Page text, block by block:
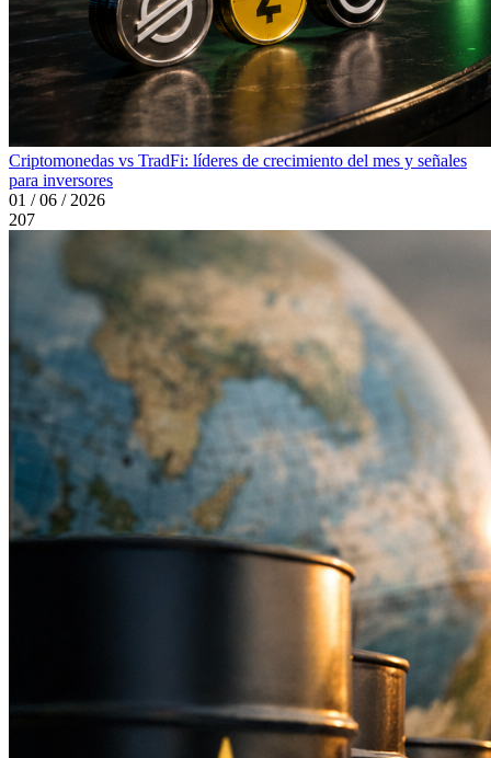
Criptomonedas vs TradFi: líderes de crecimiento del mes y señales
para inversores
01 / 06 / 2026
207